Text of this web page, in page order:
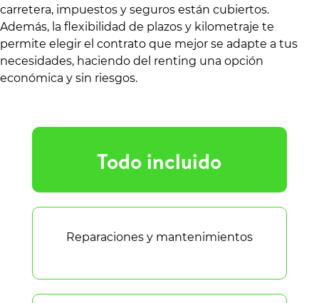
carretera, impuestos y seguros están cubiertos.
Además, la flexibilidad de plazos y kilometraje te
permite elegir el contrato que mejor se adapte a tus
necesidades, haciendo del renting una opción
económica y sin riesgos.
Todo incluido
Reparaciones y mantenimientos